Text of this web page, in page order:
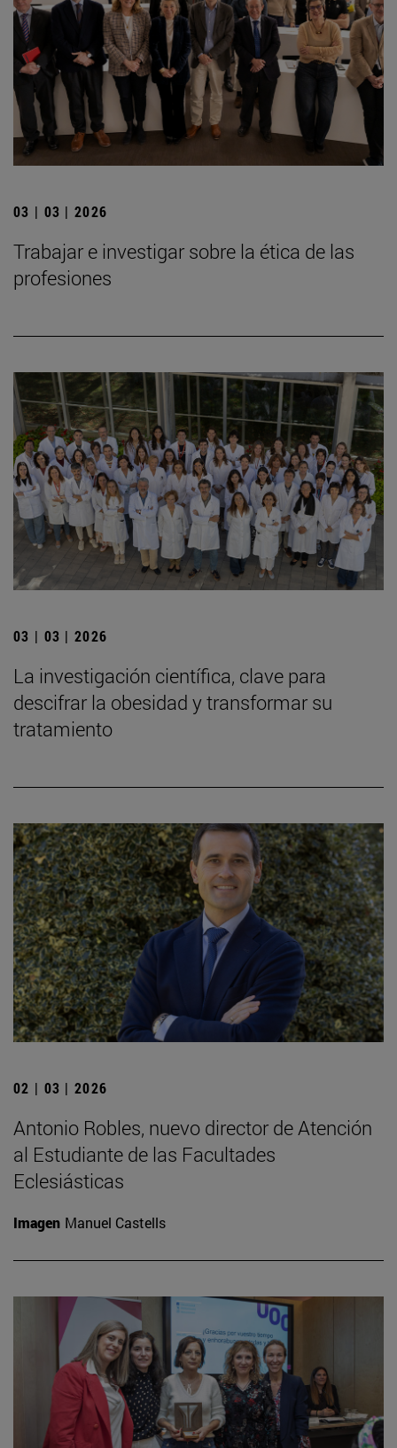
03 | 03 | 2026
Trabajar e investigar sobre la ética de las
profesiones
03 | 03 | 2026
La investigación científica, clave para
descifrar la obesidad y transformar su
tratamiento
02 | 03 | 2026
Antonio Robles, nuevo director de Atención
al Estudiante de las Facultades
Eclesiásticas
Imagen Manuel Castells